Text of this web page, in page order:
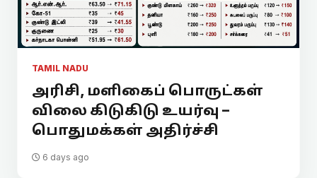
TAMIL NADU
அரிசி, மளிகைப் பொருட்கள்
விலை கிடுகிடு உயர்வு –
பொதுமக்கள் அதிர்ச்சி
6 days ago